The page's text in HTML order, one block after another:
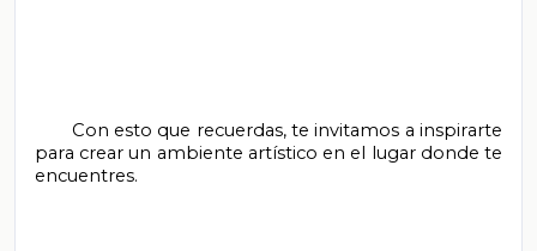
para crear un ambiente artístico en el lugar donde te
encuentres.